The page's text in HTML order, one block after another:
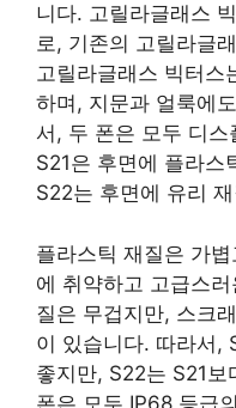
니다. 고릴라글래스
로, 기존의 고릴라글
고릴라글래스 빅터스
하며, 지문과 얼룩에
서, 두 폰은 모두 디
S21은 후면에 플라스
S22는 후면에 유리
플라스틱 재질은 가
에 취약하고 고급스
질은 무겁지만, 스크
이 있습니다. 따라서,
좋지만, S22는 S21
폰은 모두 IP68 등급